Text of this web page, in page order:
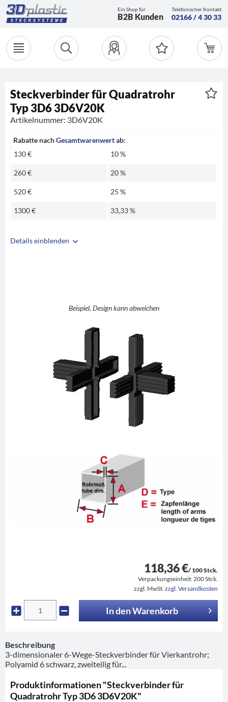
Ein Shop für
B2B Kunden
Telefonischer Kontakt
02166 / 4 30 33
Details einblenden
Beispiel, Design kann abweichen
Steckverbinder für Quadratrohr
Typ 3D6 3D6V20K
Artikelnummer: 3D6V20K
Rabatte nachGesamtwarenwertab:
130 €
10 %
260 € 20 %
520 € 25 %
1300 € 33,33 %
118,36 €/ 100 Stck.
Verpackungseinheit: 200 Stck.
zzgl. MwSt. zzgl. Versandkosten
In denWarenkorb
Beschreibung
3-dimensionaler 6-Wege-Steckverbinder für Vierkantrohr;
Polyamid 6 schwarz, zweiteilig für...
Produktinformationen "Steckverbinder für
Quadratrohr Typ 3D6 3D6V20K"